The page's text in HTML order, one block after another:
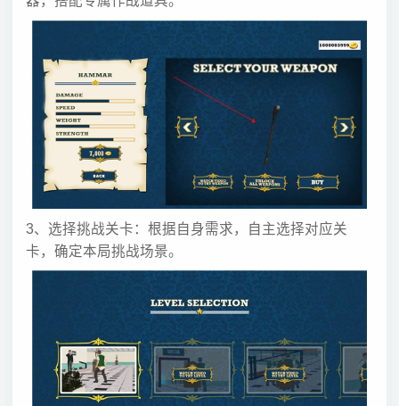
3、选择挑战关卡：根据自身需求，自主选择对应关
卡，确定本局挑战场景。